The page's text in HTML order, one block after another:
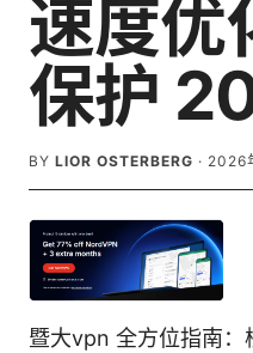
速度优
保护
BY LIOR OSTERBERG · 2026
暨大vpn 全方位指南：